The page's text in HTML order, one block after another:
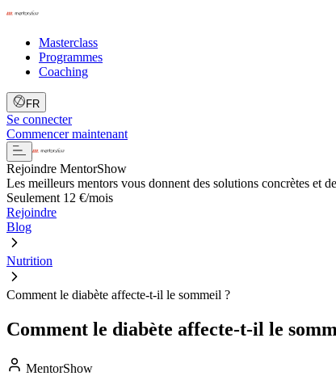
Masterclass
Programmes
Coaching
FR
Se connecter
Commencer maintenant
Rejoindre MentorShow
Les meilleurs mentors vous donnent des solutions concrètes et
Seulement 12 €/mois
Rejoindre
Blog
Nutrition
Comment le diabète affecte-t-il le sommeil ?
Comment le diabète affecte-t-il le
MentorShow